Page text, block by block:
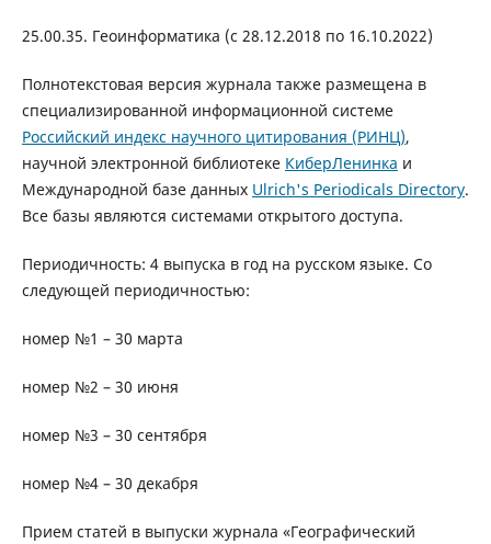
25.00.35. Геоинформатика (с 28.12.2018 по 16.10.2022)
Полнотекстовая версия журнала также размещена в
специализированной информационной системе
Российский индекс научного цитирования (РИНЦ),
научной электронной библиотеке КиберЛенинка и
Международной базе данных Ulrich's Periodicals Directory.
Все базы являются системами открытого доступа.
Периодичность: 4 выпуска в год на русском языке. Со
следующей периодичностью:
номер №1 – 30 марта
номер №2 – 30 июня
номер №3 – 30 сентября
номер №4 – 30 декабря
Прием статей в выпуски журнала «Географический